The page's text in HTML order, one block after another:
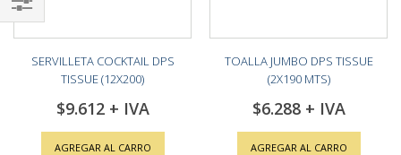
SERVILLETA COCKTAIL DPS
TISSUE (12X200)
$9.612
AGREGAR AL CARRO
TOALLA JUMBO DPS TISSUE
(2X190 MTS)
$6.288
AGREGAR AL CARRO
Shop